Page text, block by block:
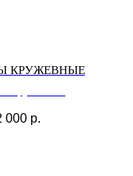
КРУЖЕВНЫЕ
000 р.